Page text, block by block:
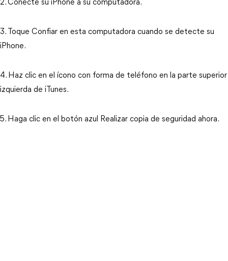
2. Conecte su iPhone a su computadora.
3. Toque Confiar en esta computadora cuando se detecte su
iPhone.
4. Haz clic en el ícono con forma de teléfono en la parte superior
izquierda de iTunes.
5. Haga clic en el botón azul Realizar copia de seguridad ahora.